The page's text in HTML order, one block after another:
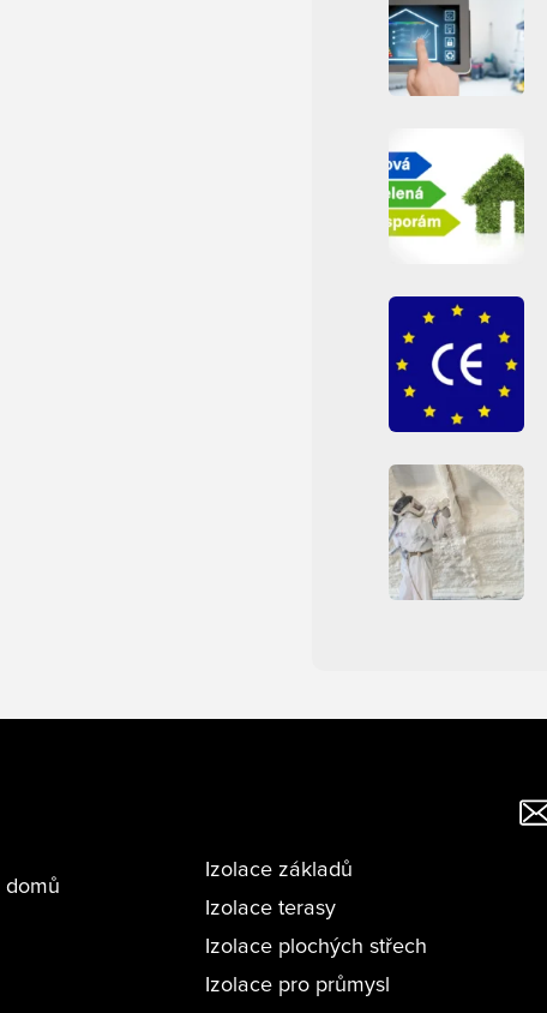
domů
Izolace základů
Izolace terasy
Izolace plochých střech
Izolace pro průmysl